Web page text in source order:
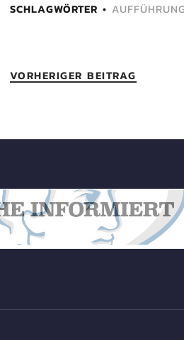
SCHLAGWÖRTER AUFFÜHRUNG
VORHERIGER BEITRAG